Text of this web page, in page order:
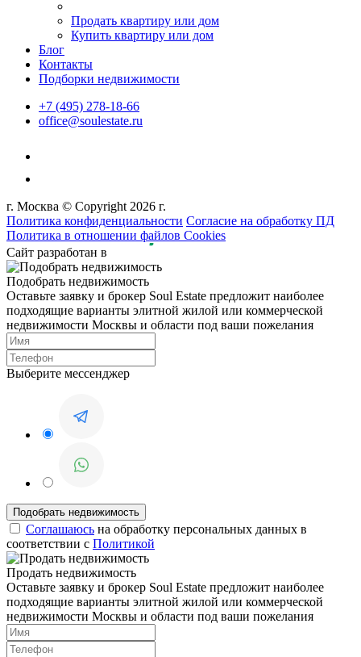
Продать квартиру или дом
Купить квартиру или дом
Блог
Контакты
Подборки недвижимости
+7 (495) 278-18-66
office@soulestate.ru
г. Москва © Copyright 2026 г.
Политика конфиденциальности Согласие на обработку ПД
Политика в отношении файлов Cookies
Сайт разработан в
Подобрать недвижимость
Оставьте заявку и брокер Soul Estate предложит наиболее
подходящие варианты элитной жилой или коммерческой
недвижимости Москвы и области под ваши пожелания
Выберите мессенджер
Соглашаюсь на обработку персональных данных в
соответствии с Политикой
Продать недвижимость
Оставьте заявку и брокер Soul Estate предложит наиболее
подходящие варианты элитной жилой или коммерческой
недвижимости Москвы и области под ваши пожелания